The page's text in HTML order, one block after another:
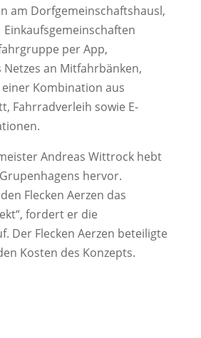
am Dorfgemeinschaftshausl,
per App,
an Mitfahrbänken,
Kombination aus
Fahrradverleih sowie E-
Andreas Wittrock hebt
hervor.
Flecken Aerzen das
fordert er die
Der Flecken Aerzen beteiligte
Kosten des Konzepts.